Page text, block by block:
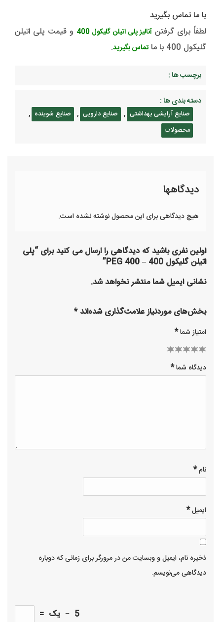
با ما تماس بگیرید
لطفاً برای گرفتنآنالیز پلی اتیلن گلیکول 400
و قیمت پلی اتیلن
گلیکول 400 با ما
تماس بگیرید.
برچسب ها :
دسته بندی ها :
صنایع آرایشی بهداشتی , صنایع دارویی , صنایع شوینده ,
محصولات
دیدگاهها
هیچ دیدگاهی برای این محصول نوشته نشده است.
اولین نفری باشید که دیدگاهی را ارسال می کنید برای “پلی
اتیلن گلیکول 400 – PEG 400”
نشانی ایمیل شما منتشر نخواهد شد.
بخش‌های موردنیاز علامت‌گذاری شده‌اند*
امتیاز شما*
1
of
2 of
5
3 of 5
stars
stars
5 of 5
stars
دیدگاه شما*
نام*
ایمیل*
ذخیره نام، ایمیل و وبسایت من در مرورگر برای زمانی که دوباره
دیدگاهی می‌نویسم.
5
− یک =